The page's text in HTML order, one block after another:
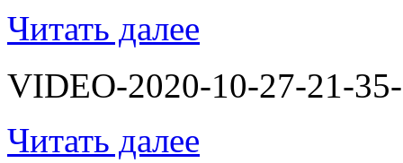
Читать далее
VIDEO-2020-10-27-21-
Читать далее